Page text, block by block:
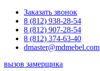
Заказать звонок
8 (812) 938-28-54
8 (812) 907-28-54
8 (812) 374-63-40
dmaster@mdmebel.com
вызов замерщика